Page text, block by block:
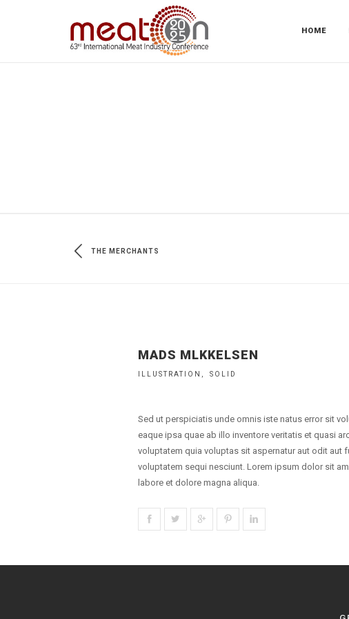
HOME
THE MERCHANTS
MADS MLKKELSEN
ILLUSTRATION SOLID
Sed ut perspiciatis unde omnis iste natus error sit
eaque ipsa quae ab illo inventore veritatis et quasi
voluptatem quia voluptas sit aspernatur aut odit aut
voluptatem sequi nesciunt. Lorem ipsum dolor sit
labore et dolore magna aliqua.